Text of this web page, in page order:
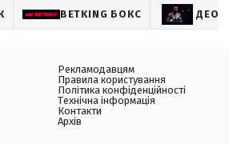
BETKING БОКС
Рекламодавцям
Правила користування
Політика конфіденційності
Технічна інформація
Контакти
Архів